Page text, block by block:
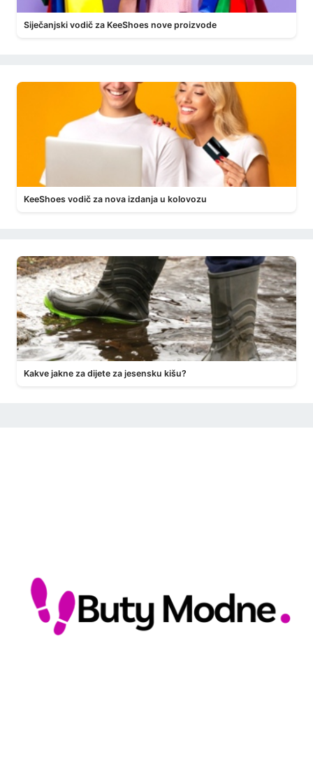
Siječanjski vodič za KeeShoes nove proizvode
KeeShoes vodič za nova izdanja u kolovozu
Kakve jakne za dijete za jesensku kišu?